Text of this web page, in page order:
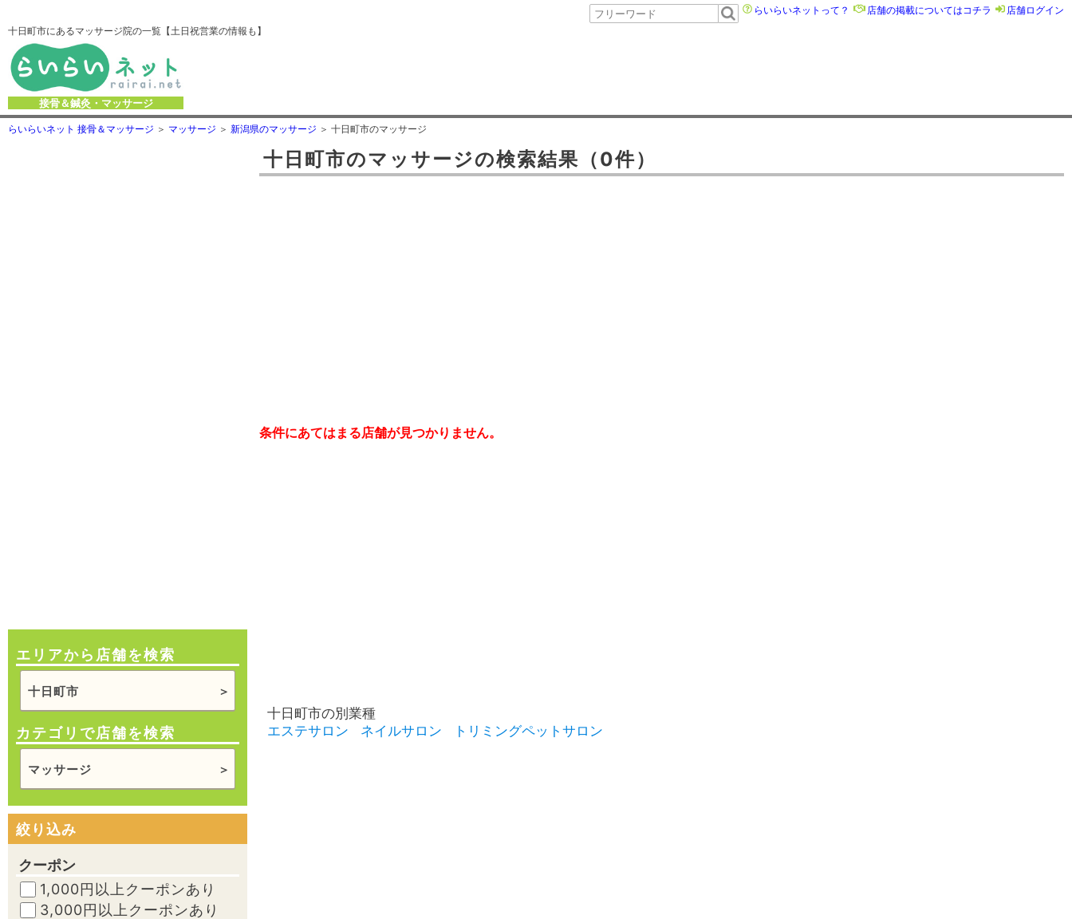
十日町市にあるマッサージ院の一覧【土日祝営業の情報も】
接骨＆鍼灸・マッサージ
らいらいネットって？ 店舗の掲載についてはコチラ 店舗ログイン
らいらいネット 接骨＆マッサージ マッサージ 新潟県のマッサージ 十日町市のマッサージ
エリアから店舗を検索
十日町市
カテゴリで店舗を検索
マッサージ
絞り込み
クーポン
1,000円以上クーポンあり
3,000円以上クーポンあり
十日町市のマッサージの検索結果 （0件）
条件にあてはまる店舗が見つかりません。
十日町市の別業種
エステサロン
ネイルサロン トリミングペットサロン